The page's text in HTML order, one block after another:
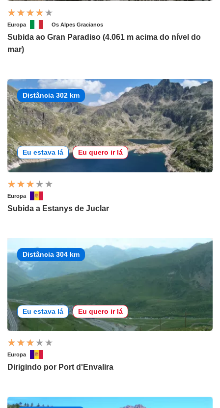
Europa Os Alpes Gracianos
Subida ao Gran Paradiso (4.061 m acima do nível do
mar)
Distância 302 km
Eu estava lá Eu quero ir lá
Europa
Subida a Estanys de Juclar
Distância 304 km
Eu estava lá Eu quero ir lá
Europa
Dirigindo por Port d'Envalira